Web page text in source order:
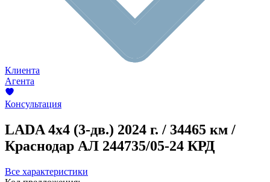
Клиента
Агента
Консультация
LADA 4x4 (3-дв.) 2024 г. / 34465 км /
Краснодар АЛ 244735/05-24 КРД
Все характеристики